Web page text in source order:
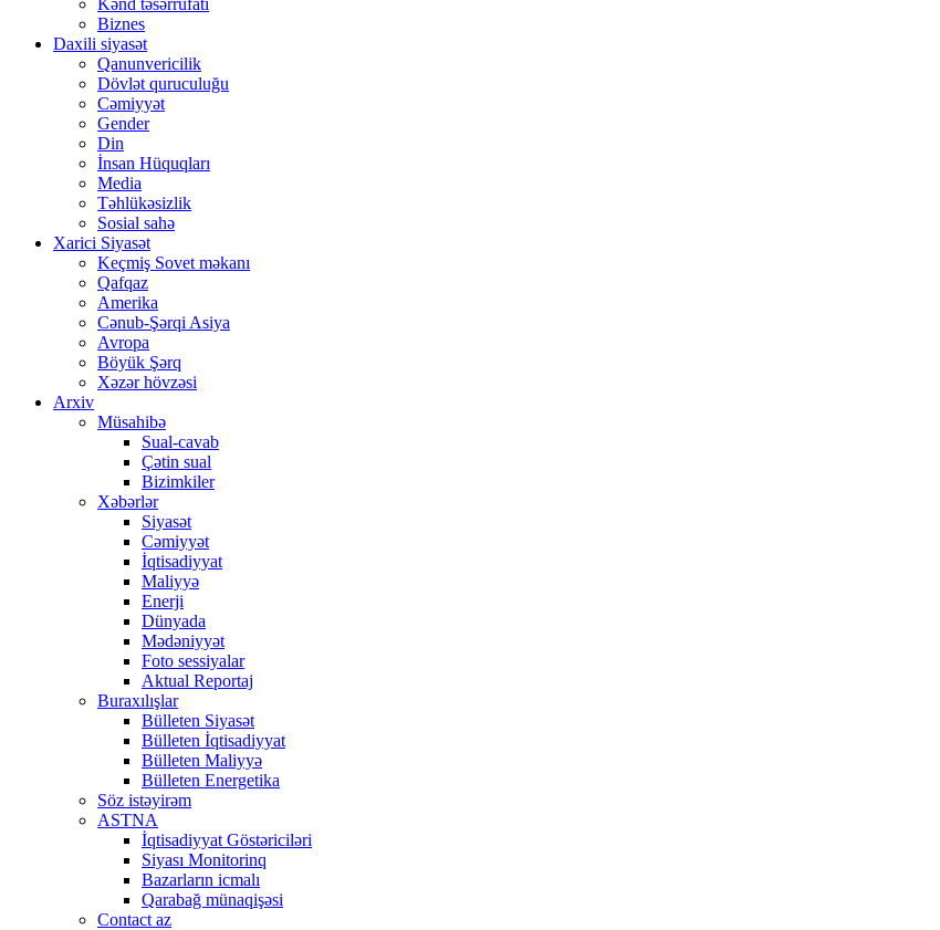
Kənd təsərrüfatı
Biznes
Daxili siyasət
Qanunvericilik
Dövlət quruculuğu
Cəmiyyət
Gender
Din
İnsan Hüquqları
Media
Təhlükəsizlik
Sosial sahə
Xarici Siyasət
Keçmiş Sovet məkanı
Qafqaz
Amerika
Cənub-Şərqi Asiya
Avropa
Böyük Şərq
Xəzər hövzəsi
Arxiv
Müsahibə
Sual-cavab
Çətin sual
Bizimkiler
Xəbərlər
Siyasət
Cəmiyyət
İqtisadiyyat
Maliyyə
Enerji
Dünyada
Mədəniyyət
Foto sessiyalar
Aktual Reportaj
Buraxılışlar
Bülleten Siyasət
Bülleten İqtisadiyyat
Bülleten Maliyyə
Bülleten Energetika
Söz istəyirəm
ASTNA
İqtisadiyyat Göstəriciləri
Siyası Monitorinq
Bazarların icmalı
Qarabağ münaqişəsi
Contact az